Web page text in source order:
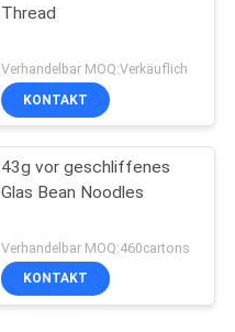
Thread
Verhandelbar MOQ:Verkäuflich
KONTAKT
43g vor geschliffenes
Glas Bean Noodles
Verhandelbar MOQ:460cartons
KONTAKT